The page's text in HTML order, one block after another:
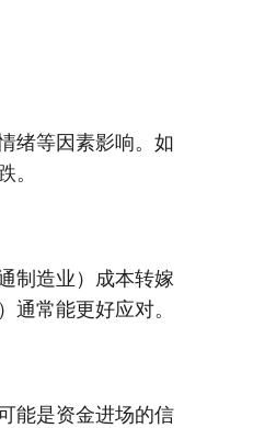
绪等因素影响。如
。
制造业）成本转嫁
常能更好应对。
能是资金进场的信